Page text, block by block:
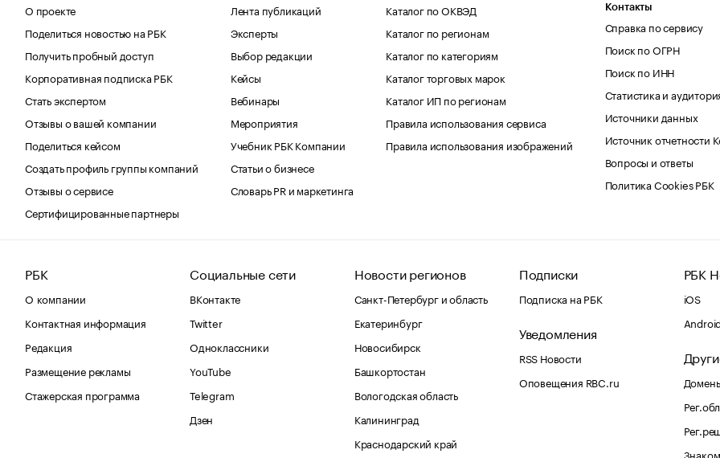
О проекте
Поделиться новостью на РБК
Получить пробный доступ
Корпоративная подписка РБК
Стать экспертом
Отзывы о вашей компании
Поделиться кейсом
Создать профиль группы компаний
Отзывы о сервисе
Сертифицированные партнеры
Лента публикаций
Эксперты
Выбор редакции
Кейсы
Вебинары
Мероприятия
Учебник РБК Компании
Статьи о бизнесе
Словарь PR и маркетинга
Каталог по ОКВЭД
Каталог по регионам
Каталог по категориям
Каталог торговых марок
Каталог ИП по регионам
Правила использования сервиса
Правила использования изображений
Контакты
Справка по сервису
Поиск по ОГРН
Поиск по ИНН
Статистика и
Источники данных
Источник отчетности
Вопросы и ответы
Политика Cookies РБК
РБК
О компании
Контактная информация
Редакция
Размещение рекламы
Стажерская программа
Социальные сети
ВКонтакте
Twitter
Одноклассники
YouTube
Telegram
Дзен
Новости регионов
Санкт-Петербург и область
Екатеринбург
Новосибирск
Башкортостан
Вологодская область
Калининград
Краснодарский край
Подписки
Подписка на РБК
Уведомления
RSS Новости
Оповещения RBC.ru
РБК
iOS